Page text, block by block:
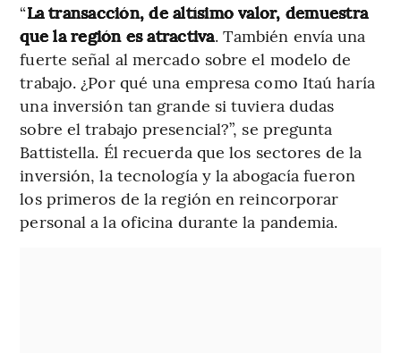
“La transacción, de altísimo valor, demuestra
que la región es atractiva. También envía una
fuerte señal al mercado sobre el modelo de
trabajo. ¿Por qué una empresa como Itaú haría
una inversión tan grande si tuviera dudas
sobre el trabajo presencial?”, se pregunta
Battistella. Él recuerda que los sectores de la
inversión, la tecnología y la abogacía fueron
los primeros de la región en reincorporar
personal a la oficina durante la pandemia.